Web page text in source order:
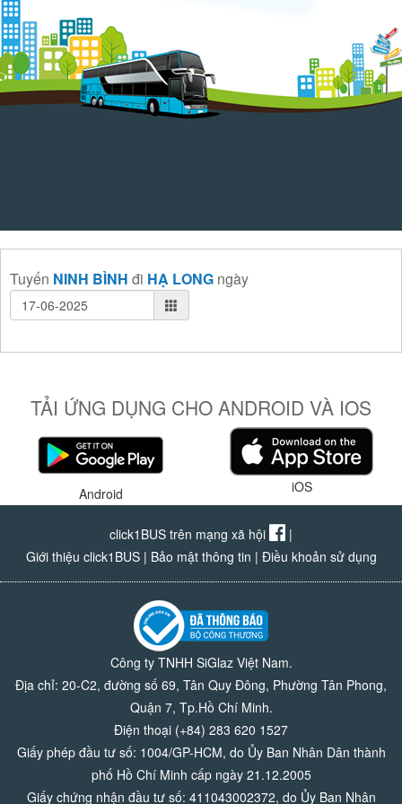
Tuyến NINH BÌNH đi HẠ LONG ngày
TẢI ỨNG DỤNG CHO ANDROID VÀ IOS
Android iOS
click1BUS trên mạng xã hội
|
Giới thiệu click1BUS| Bảo mật thông tin | Điều khoản sử dụng
Công ty TNHH SiGlaz Việt Nam.
Địa chỉ: 20-C2, đường số 69, Tân Quy Đông, Phường Tân Phong,
Quận 7, Tp.Hồ Chí Minh.
Điện thoại (+84) 283 620 1527
Giấy phép đầu tư số: 1004/GP-HCM, do Ủy Ban Nhân Dân thành
phố Hồ Chí Minh cấp ngày 21.12.2005
Giấy chứng nhận đầu tư số: 411043002372, do Ủy Ban Nhân